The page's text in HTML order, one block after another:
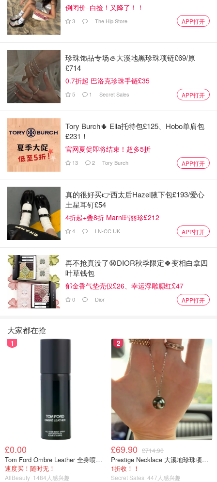
倒闭价=白捡！又降了！！
3 The Hip Store APP打开
珍珠饰品专场🦪大溪地黑珍珠项链£69/原
£714
0.7折起 巴洛克珍珠手链£35
5 1 Secret Sales APP打开
Tory Burch🌵 Ella托特包£125、Hobo单肩包
£231！
官网夏促即将结束！超多5折
13 2 Tory Burch APP打开
真的很好买👉西太后Hazel腋下包£193/爱心
土星耳钉£54
4折起+叠8折 Marni玛丽珍£212
4 LN-CC UK APP打开
再不抢真没了😧DIOR秋季限定🍀变相白拿四
叶草钱包
郁金香气垫壳仅£26、幸运浮雕腮红£47
0 Dior APP打开
大家都在抢
1
£0.00
Tom Ford Ombre Leather 全身喷雾 150ml
速度买！随时无！
AllBeauty 1484人感兴趣
2
£69.90 £714.90
Prestige Necklace 大溪地珍珠项链 10-11mm
1折收！！
Secret Sales 447人感兴趣